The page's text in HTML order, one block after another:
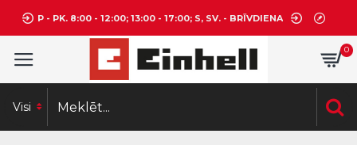
P - PK. 8:00 - 12:00; 13:00 - 17:00; S, SV. - BRĪVDIENA
0
Visi